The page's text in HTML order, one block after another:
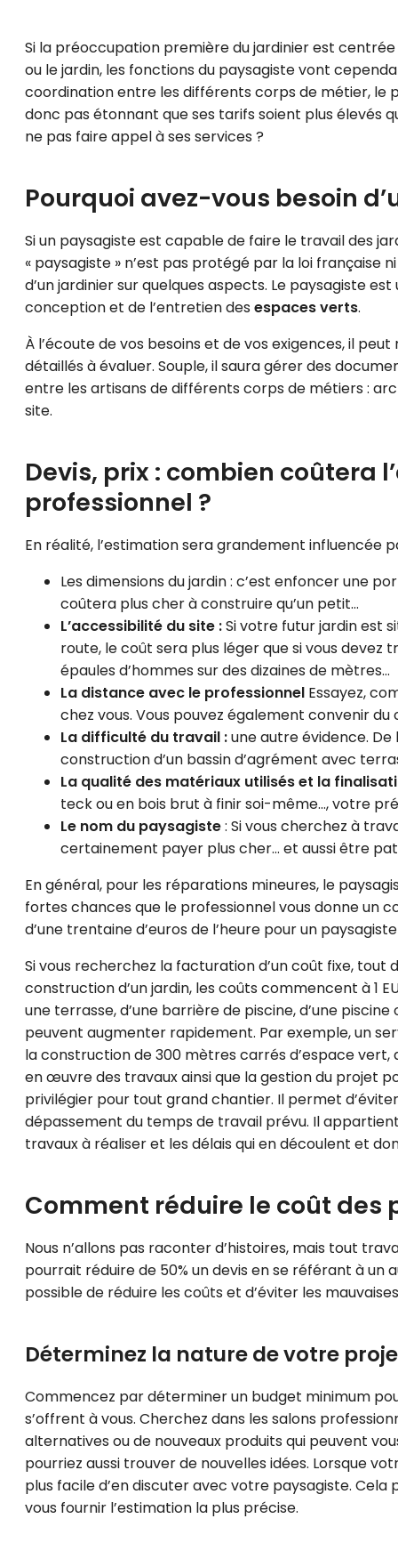
Si la préoccupation première du jardinier est
ou le jardin, les fonctions du paysagiste vont
coordination entre les différents corps de métier, le
donc pas étonnant que ses tarifs soient plus élevés
ne pas faire appel à ses services ?
Pourquoi avez-vous besoin
Si un paysagiste est capable de faire le travail des
« paysagiste » n’est pas protégé par la loi française
d’un jardinier sur quelques aspects. Le paysagiste
conception et de l’entretien des espaces verts.
À l’écoute de vos besoins et de vos exigences, il
détaillés à évaluer. Souple, il saura gérer des
entre les artisans de différents corps de métiers :
site.
Devis, prix : combien coûtera
professionnel ?
En réalité, l’estimation sera grandement influencée
Les dimensions du jardin : c’est enfoncer une
coûtera plus cher à construire qu’un petit…
L’accessibilité du site :Si votre futur jardin est
route, le coût sera plus léger que si vous
épaules d’hommes sur des dizaines de mètres…
La distance avec le professionnel Essayez,
chez vous. Vous pouvez également convenir
La difficulté du travail :une autre évidence. De
construction d’un bassin d’agrément avec
La qualité des matériaux utilisés et la
teck ou en bois brut à finir soi-même…, votre
Le nom du paysagiste: Si vous cherchez à
certainement payer plus cher… et aussi être
En général, pour les réparations mineures, le
fortes chances que le professionnel vous donne un
d’une trentaine d’euros de l’heure pour un
Si vous recherchez la facturation d’un coût fixe, tout
construction d’un jardin, les coûts commencent à 1
une terrasse, d’une barrière de piscine, d’une
peuvent augmenter rapidement. Par exemple, un
la construction de 300 mètres carrés d’espace vert,
en œuvre des travaux ainsi que la gestion du projet
privilégier pour tout grand chantier. Il permet
dépassement du temps de travail prévu. Il
travaux à réaliser et les délais qui en découlent et
Comment réduire le coût des
Nous n’allons pas raconter d’histoires, mais tout
pourrait réduire de 50% un devis en se référant à
possible de réduire les coûts et d’éviter les
Déterminez la nature de votre
Commencez par déterminer un budget minimum
s’offrent à vous. Cherchez dans les salons
alternatives ou de nouveaux produits qui peuvent
pourriez aussi trouver de nouvelles idées. Lorsque
plus facile d’en discuter avec votre paysagiste.
vous fournir l’estimation la plus précise.